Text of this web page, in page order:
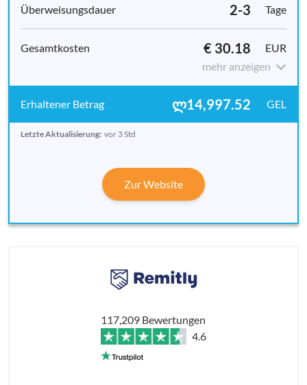
2-3 Tage
€ 30.18
EUR
mehr anzeigen
ლ14,997.52 GEL
Letzte Aktualisierung: vor 3 Std
Zur Website
117,209 Bewertungen
4.6